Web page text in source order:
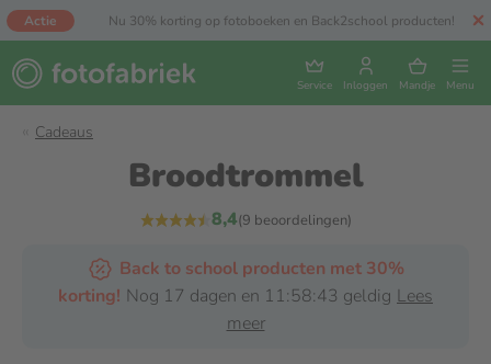
Actie Nu 30% korting op fotoboeken en Back2school producten!
Service Inloggen Mandje Menu
Cadeaus
Broodtrommel
8,4(9 beoordelingen)
Back to school producten met 30%
korting! Nog 17 dagen en 11:58:43 geldig Lees
meer